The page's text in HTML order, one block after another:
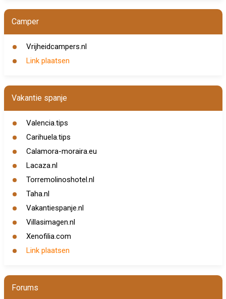
Camper
Vrijheidcampers.nl
Link plaatsen
Vakantie spanje
Valencia.tips
Carihuela.tips
Calamora-moraira.eu
Lacaza.nl
Torremolinoshotel.nl
Taha.nl
Vakantiespanje.nl
Villasimagen.nl
Xenofilia.com
Link plaatsen
Forums